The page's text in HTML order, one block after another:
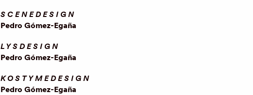
SCENEDESIGN
Pedro Gómez-Egaña
LYSDESIGN
Pedro Gómez-Egaña
KOSTYMEDESIGN
Pedro Gómez-Egaña